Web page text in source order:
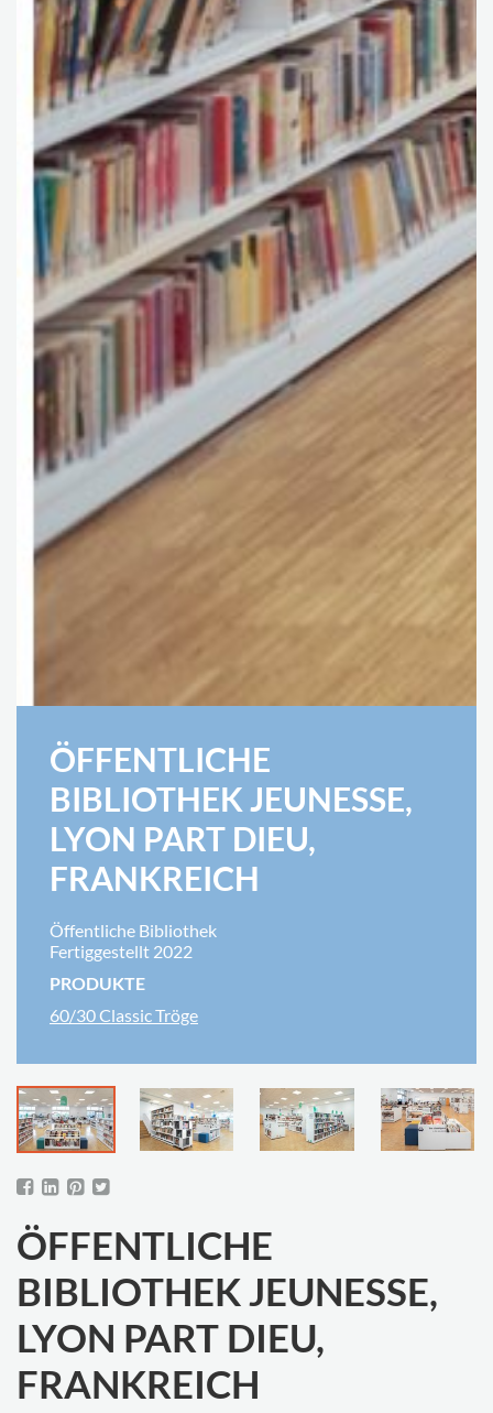
ÖFFENTLICHE
BIBLIOTHEK JEUNESSE,
LYON PART DIEU,
FRANKREICH
Öffentliche Bibliothek
Fertiggestellt 2022
PRODUKTE
60/30 Classic Tröge
ÖFFENTLICHE
BIBLIOTHEK JEUNESSE,
LYON PART DIEU,
FRANKREICH